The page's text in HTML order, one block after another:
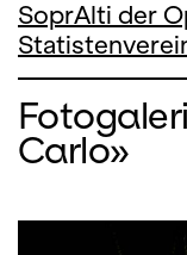
SoprAlti der
Carlo»